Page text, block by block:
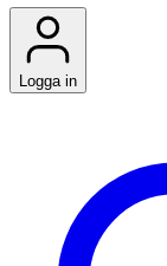
Logga in